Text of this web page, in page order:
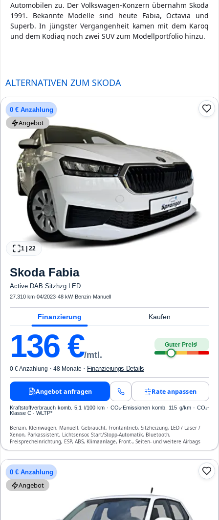
Automobilen zu. Der Volkswagen-Konzern übernahm Skoda
1991. Bekannte Modelle sind heute Fabia, Octavia und
Superb. In jüngster Vergangenheit kamen mit dem Karoq
und dem Kodiaq noch zwei SUV zum Modellportfolio hinzu.
ALTERNATIVEN ZUM SKODA
0 € Anzahlung
Angebot
1 22
Skoda Fabia
Active DAB Sitzhzg LED
27.310 km·04/2023·48 kW· Benzin· Manuell
Finanzierung Kaufen
136 €/mtl.
Guter Preis4
0 € Anzahlung · 48 Monate · Finanzierungs-Details
Angebot anfragen Rate anpassen
Kraftstoffverbrauch komb. 5,1 l/100 km · CO₂-Emissionen komb. 115 g/km · CO₂-
Klasse C · WLTP*
Benzin, Kleinwagen, Manuell, Gebraucht, Frontantrieb, Sitzheizung, LED / Laser /
Xenon, Parkassistent, Lichtsensor, Start/Stopp-Automatik, Bluetooth,
Freisprecheinrichtung, ESP, ABS, Klimaanlage, Front-, Seiten- und weitere Airbags
0 € Anzahlung
Angebot